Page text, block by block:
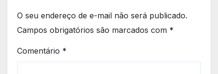
O seu endereço de e-mail não será publicado.
Campos obrigatórios são marcados com *
Comentário *